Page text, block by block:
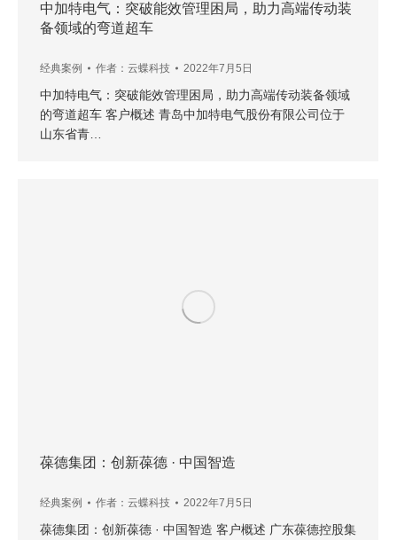
中加特电气：突破能效管理困局，助力高端传动装
备领域的弯道超车
经典案例 作者： 云蝶科技 2022年7月5日
中加特电气：突破能效管理困局，助力高端传动装备领域
的弯道超车 客户概述 青岛中加特电气股份有限公司位于
山东省青…
葆德集团：创新葆德 · 中国智造
经典案例 作者： 云蝶科技 2022年7月5日
葆德集团：创新葆德 · 中国智造 客户概述 广东葆德控股集